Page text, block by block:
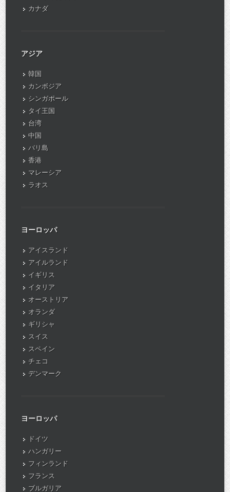
カナダ
アジア
韓国
カンボジア
シンガポール
タイ王国
台湾
中国
バリ島
香港
マレーシア
ラオス
ヨーロッパ
アイスランド
アイルランド
イギリス
イタリア
オーストリア
オランダ
ギリシャ
スイス
スペイン
チェコ
デンマーク
ヨーロッパ
ドイツ
ハンガリー
フィンランド
フランス
ブルガリア